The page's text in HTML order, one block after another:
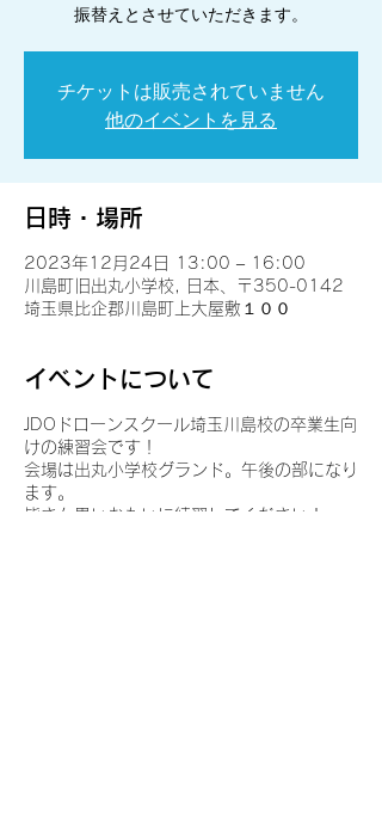
振替えとさせていただきます。
チケットは販売されていません
他のイベントを見る
日時・場所
2023年12月24日 13:00 – 16:00
川島町旧出丸小学校, 日本、〒350-0142
埼玉県比企郡川島町上大屋敷１００
イベントについて
JDOドローンスクール埼玉川島校の卒業生向
けの練習会です！
会場は出丸小学校グランド。午後の部になり
ます。
皆さん思いおもいに練習してください！